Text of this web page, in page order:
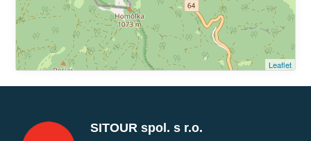
Leaflet
SITOUR spol. s r.o.